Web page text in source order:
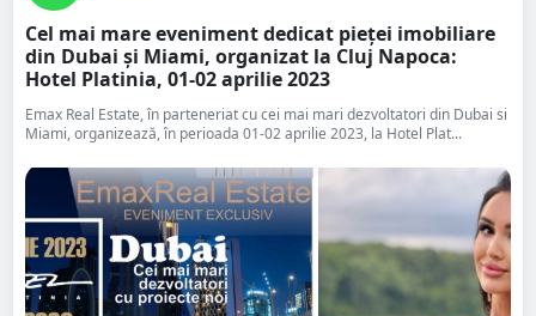
Cel mai mare eveniment dedicat pieței imobiliare
din Dubai și Miami, organizat la Cluj Napoca:
Hotel Platinia, 01-02 aprilie 2023
Emax Real Estate, în parteneriat cu cei mai mari dezvoltatori din Dubai si
Miami, organizează, în perioada 01-02 aprilie 2023, la Hotel Plat...